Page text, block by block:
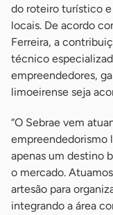
do roteiro turístico
locais. De acordo
Ferreira, a
técnico
empreendedores,
limoeirense seja
“O Sebrae vem
empreendedorismo
apenas um destino
o mercado.
artesão para
integrando a área